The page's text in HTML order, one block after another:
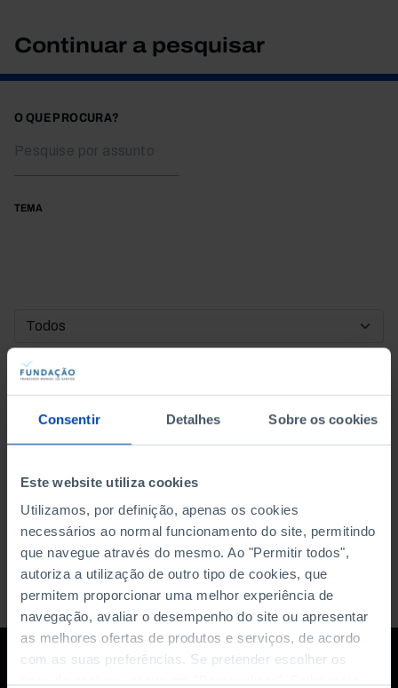
Consentir Detalhes Sobre os cookies
Este website utiliza cookies
Utilizamos, por definição, apenas os cookies
necessários ao normal funcionamento do site, permitindo
que navegue através do mesmo. Ao "Permitir todos",
autoriza a utilização de outro tipo de cookies, que
permitem proporcionar uma melhor experiência de
navegação, avaliar o desempenho do site ou apresentar
as melhores ofertas de produtos e serviços, de acordo
com as suas preferências. Se pretender escolher os
Continuar a pesquisar
O QUE PROCURA?
TEMA
DATA DE INÍCIO
DATA DE FIM